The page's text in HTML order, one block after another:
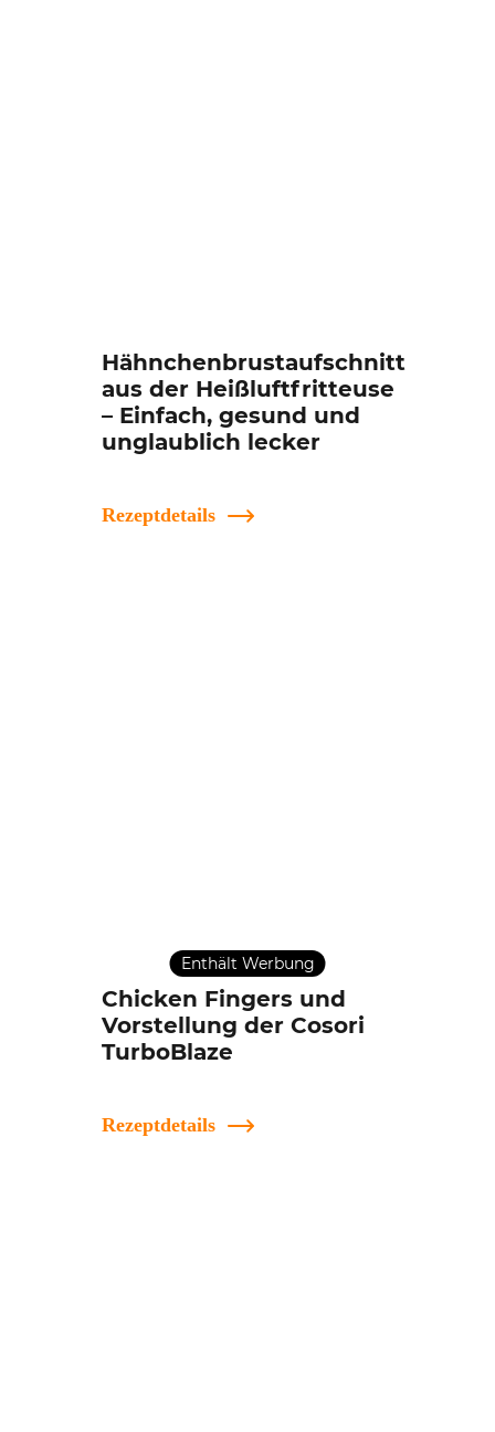
Hähnchenbrustaufschnitt
aus der Heißluftfritteuse
– Einfach, gesund und
unglaublich lecker
Rezeptdetails
Enthält Werbung
Chicken Fingers und
Vorstellung der Cosori
TurboBlaze
Rezeptdetails